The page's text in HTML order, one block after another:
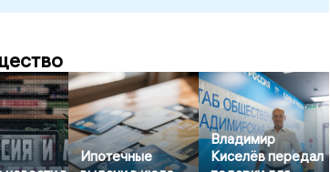
Ипотечные
Владимир
Киселёв передал